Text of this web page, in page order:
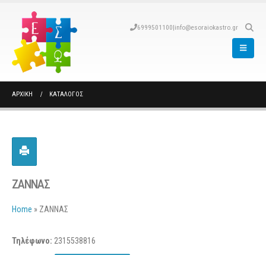
6999501100|info@esoraiokastro.gr
ΑΡΧΙΚΉ ΚΑΤΆΛΟΓΟΣ
ΖΑΝΝΑΣ
Home » ΖΑΝΝΑΣ
Τηλέφωνο: 2315538816